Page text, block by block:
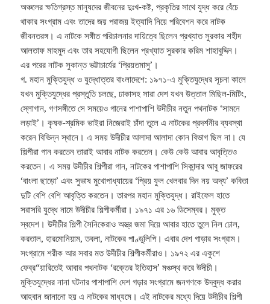
অঞ্চলের ক্ষতিগ্রস্ত মানুষদের জীবনের দুঃখ-কষ্ট, প্রকৃতির সাথে যুদ্ধ করে বেঁচে
থাকার সংগ্রাম এবং তাদের জয় পরাজয় ইত্যাদি নিয়ে পরিবেশন করে নাটক
জীবনতরঙ্গ। এ নাটকে সঙ্গীত পরিচালনার দায়িত্বে ছিলেন প্রখ্যাত সুরকার শহীদ
আলতাফ মাহমুদ এবং তার সহযোগী ছিলেন প্রখ্যাত সুরকার করিম শাহাবুদ্দিন।
এর পরের নাটক সুকান্ত ভট্টাচার্যের ‘প্রিয়তমাসু’।
গ. মহান মুক্তিযুদ্ধ ও যুদ্ধোত্তর বাংলাদেশে: ১৯৭১-এ মুক্তিযুদ্ধের সূচনা কালে
যখন মুক্তিযুদ্ধের প্রস্তুতি চলছে, ঢাকাসহ সারা দেশ যখন উত্তাল মিছিল-মিটিং,
স্লোগান, গণসঙ্গীতে সে সময়েও গানের পাশাপাশি উদীচীর নতুন পথনাটক ‘সামনে
লড়াই’। কৃষক-শ্রমিক ভাইরা নিজেরাই চাঁদা তুলে এ নাটকের প্রদর্শনীর ব্যবস্থা
করেন বিভিন্ন স্থানে। এ সময় উদীচীর আলাদা আলাদা কোন বিভাগ ছিল না। যে
শিল্পীরা গান করতেন তারাই আবার নাটক করতেন। কেউ কেউ আবার আবৃত্তিও
করতেন। এ সময় উদীচীর শিল্পীরা গান, নাটকের পাশাপাশি সিকান্দার আবু জাফরের
‘বাংলা ছাড়ো’ এবং সুভাষ মুখোপাধ্যায়ের ‘প্রিয় ফুল খেলবার দিন নয় অদ্য’ কবিতা
দুটি বেশি বেশি আবৃত্তি করতেন। তারপর মহান মুক্তিযুদ্ধ। রাইফেল হাতে
সরাসরি যুদ্ধে নামে উদীচীর শিল্পীকর্মীরা। ১৯৭১ এর ১৬ ডিসেম্বর। মুক্ত
স্বদেশ। উদীচীর শিল্পী সৈনিকেরাও অস্ত্র জমা দিয়ে আবার হাতে তুলে নিল ঢোল,
করতাল, হারমোনিয়াম, তবলা, নাটকের পাণ্ডুলিপি। এবার দেশ গাড়ার সংগ্রাম।
সংগ্রামে শরীক আর সবার মত উদীচীর শিল্পীকর্মীরাও। ১৯৭২ এর একুশে
ফেব্র“য়ারিতেই আবার পথনাটক ‘রক্তের ইতিহাস’ মঞ্চস্থ করে উদীচী।
মুক্তিযুদ্ধের নানা ঘটনার পাশাপাশি দেশ গড়ার সংগ্রামে জনগণকে উদ্বুদ্ধ করার
আহবান জানানো হয় এ নাটকের মাধ্যমে। এই নাটকের মধ্যে দিয়ে উদীচীর শিল্পী